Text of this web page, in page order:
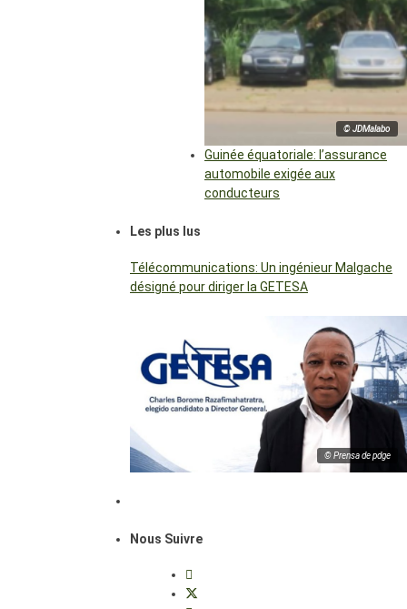
© JDMalabo
Guinée équatoriale: l’assurance
automobile exigée aux
conducteurs
Les plus lus
Télécommunications: Un ingénieur Malgache
désigné pour diriger la GETESA
© Prensa de pdge
Nous Suivre